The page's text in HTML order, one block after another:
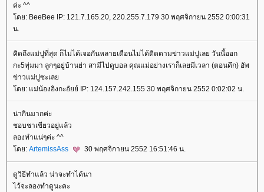
ค่ะ ^^
ดย: BeeBee IP: 121.7.165.20, 220.255.7.179 30 พฤศจิกายน 2552 0:00:31
น.
คิดถึงแม่ปูที่สุด ก็ไม่ได้เจอกันหลายเดือนไม่ได้ติดตามข่าวแม่ปูเลย วันนี้ออก
กะ5ทุ่มมา ลูกๆอยู่บ้านย่า สามีไปดูบอล คุณแม่อย่างเราก็เลยมีเวลา (ตอนดึก) อัพ
ข่าวแม่ปูซะเล
ดย: แม่น้องอิงกะอัยย์ IP: 124.157.242.155 30 พฤศจิกายน 2552 0:02:02 น.
น่ากินมากค่ะ
ชอบชาเขียวอยู่แล้ว
ลองทำแน่ๆค่ะ ^^
ดย: ArtemissAss 30 พฤศจิกายน 2552 16:51:46 น.
ดูวิธีทำแล้ว น่าจะทำได้นา
ไว้จะลองทำดูนะคะ